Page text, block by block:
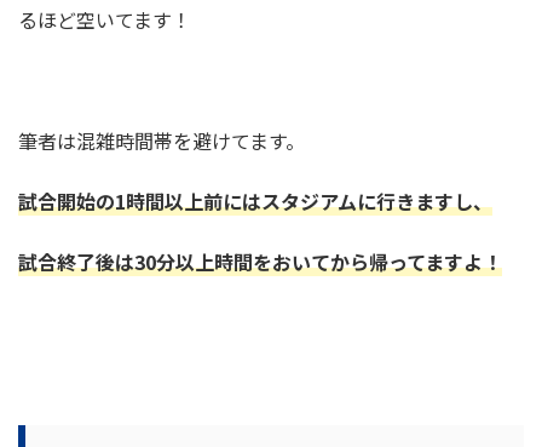
るほど空いてます！
筆者は混雑時間帯を避けてます。
試合開始の1時間以上前にはスタジアムに行きますし、
試合終了後は30分以上時間をおいてから帰ってますよ！